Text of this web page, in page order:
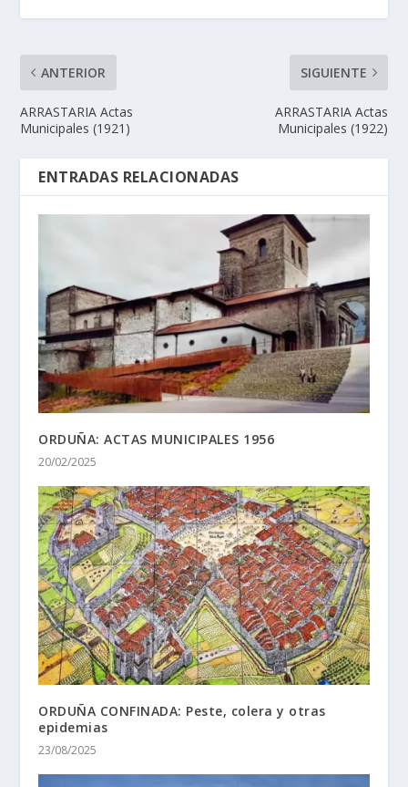
ANTERIOR
ARRASTARIA Actas
Municipales (1921)
SIGUIENTE
ARRASTARIA Actas
Municipales (1922)
ENTRADAS RELACIONADAS
ORDUÑA: ACTAS MUNICIPALES 1956
20/02/2025
ORDUÑA CONFINADA: Peste, colera y otras
epidemias
23/08/2025